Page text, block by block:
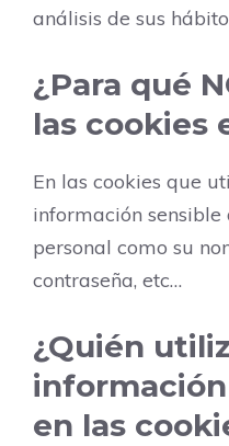
análisis de sus
¿Para qué
las cookies
En las cookies que
información
personal como su
contraseña, etc…
¿Quién
en las